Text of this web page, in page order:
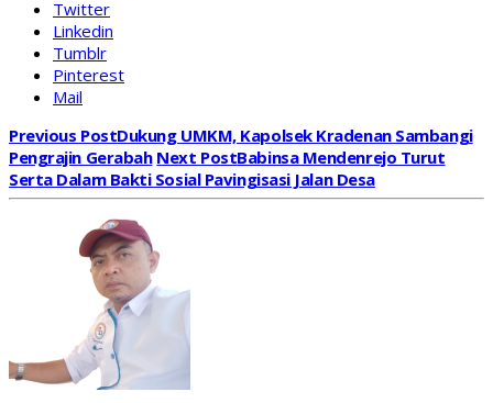
Twitter
Linkedin
Tumblr
Pinterest
Mail
Previous PostDukung UMKM, Kapolsek Kradenan Sambangi
Pengrajin Gerabah Next PostBabinsa Mendenrejo Turut
Serta Dalam Bakti Sosial Pavingisasi Jalan Desa